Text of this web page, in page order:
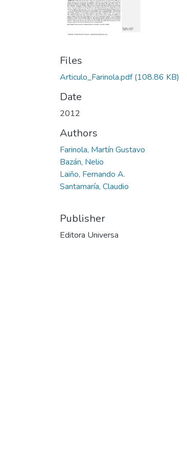
Files
Articulo_Farinola.pdf(108.86 KB)
Date
2012
Authors
Farinola, Martín Gustavo
Bazán, Nelio
Laiño, Fernando A.
Santamaría, Claudio
Publisher
Editora Universa